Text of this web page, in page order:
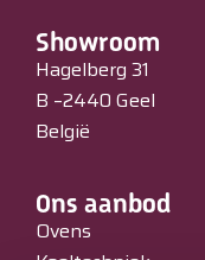
Showroom
Hagelberg 31
B –2440 Geel
België
Ons aanbod
Ovens